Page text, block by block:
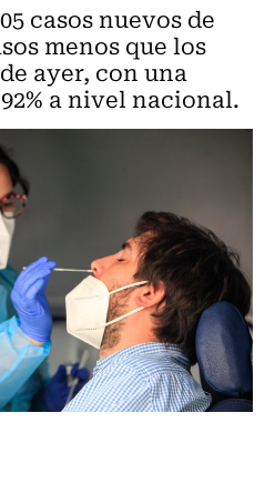
casos nuevos de
menos que los
ayer, con una
a nivel nacional.